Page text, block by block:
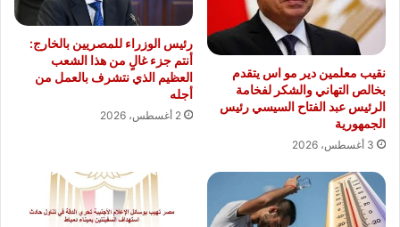
نقيب معلمين دير مو اس يتقدم
بخالص التهاني والشكر لفخامة
الرئيس عبد الفتاح السيسي رئيس
الجمهورية
3 أغسطس، 2026
رئيس الوزراء للمصريين بالخارج:
أنتم جزء غالٍ من هذا الشعب
العظيم الذي نتشرف بالعمل من
أجله
2 أغسطس، 2026